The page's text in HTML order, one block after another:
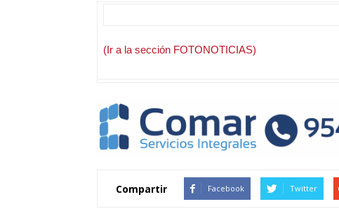
(Ir a la sección FOTONOTICIAS)
Compartir Facebook Twitter